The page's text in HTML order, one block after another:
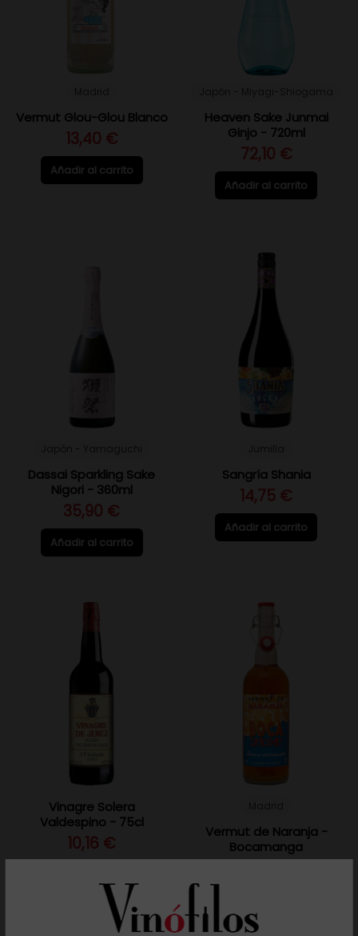
Vermut Glou-Glou Blanco
13,40 €
Añadir al carrito
Heaven Sake Junmai
Ginjo - 720ml
72,10 €
Añadir al carrito
Dassai Sparkling Sake
Nigori - 360ml
35,90 €
Añadir al carrito
Sangría Shania
14,75 €
Añadir al carrito
Vinagre Solera
Valdespino - 75cl
10,16 €
Vermut de Naranja -
Bocamanga